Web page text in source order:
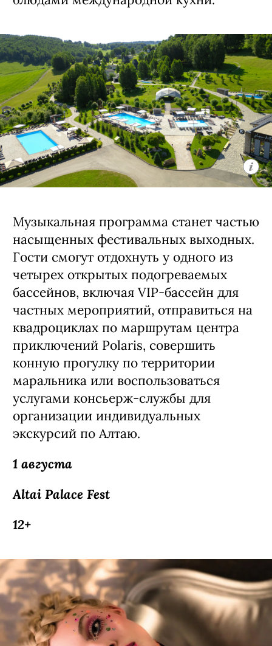
Музыкальная программа станет частью
насыщенных фестивальных выходных.
Гости смогут отдохнуть у одного из
четырех открытых подогреваемых
бассейнов, включая VIP-бассейн для
частных мероприятий, отправиться на
квадроциклах по маршрутам центра
приключений Polaris, совершить
конную прогулку по территории
маральника или воспользоваться
услугами консьерж-службы для
организации индивидуальных
экскурсий по Алтаю.
1 августа
Altai Palace Fest
12+